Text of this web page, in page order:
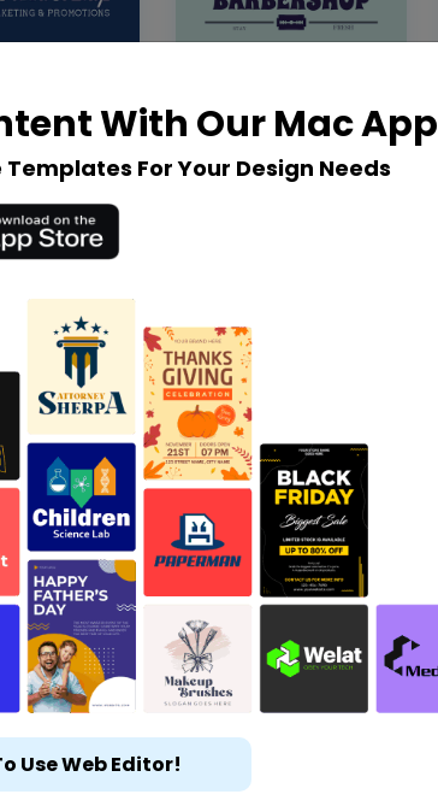
With Our Mac App
For Your Design Needs
Use Web Editor!